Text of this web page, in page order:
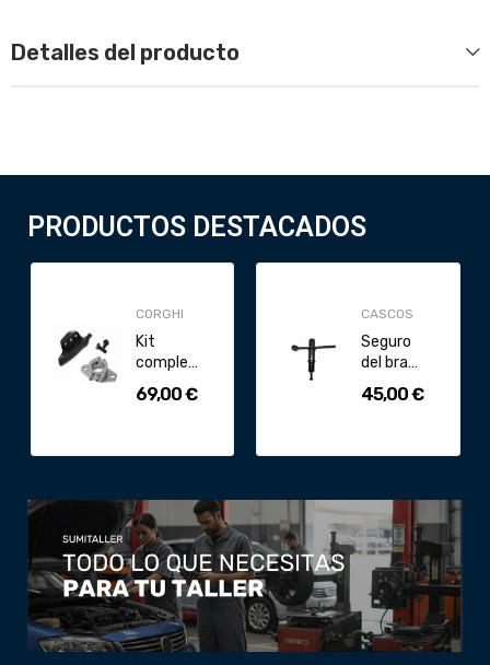
Detalles del producto
PRODUCTOS DESTACADOS
CORGHI
Kit
completo
Uña de
nylon
69,00 €
CASCOS
Seguro
del brazo
elevador
de
45,00 €